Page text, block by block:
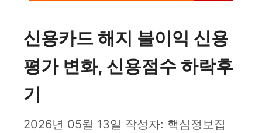
신용카드 해지 불이익 신용
평가 변화, 신용점수 하락후
기
2026년 05월 13일 작성자: 핵심정보집